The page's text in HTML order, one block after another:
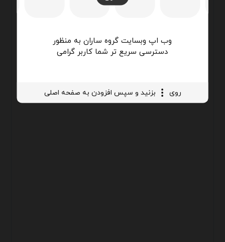
وب اپ وبسایت گروه ساران به منظور
دسترسی سریع تر شما کاربر گرامی
روی بزنید و سپس افزودن به صفحه اصلی